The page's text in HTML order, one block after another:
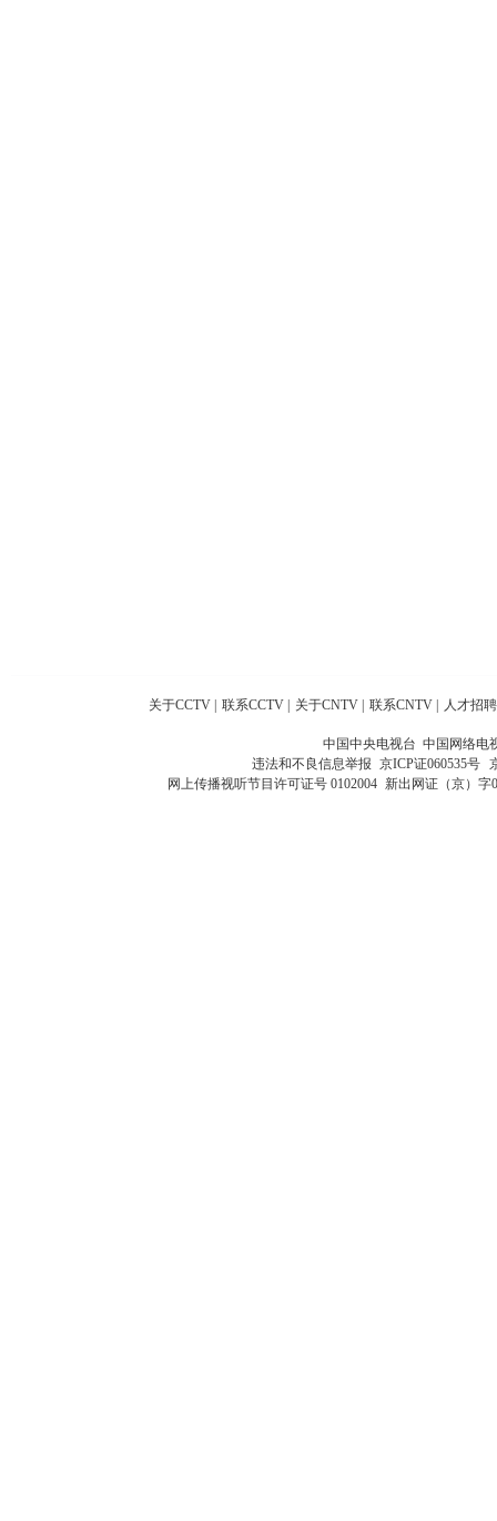
关于CCTV 联系CCTV 关于CNTV 联系CNTV 人才招聘
中国中央电视台 中国网络电
违法和不良信息举报 京ICP证060535号
网上传播视听节目许可证号 0102004 新出网证（京）